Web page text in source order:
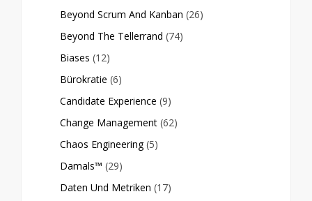
Beyond Scrum And Kanban (26)
Beyond The Tellerrand (74)
Biases (12)
Bürokratie (6)
Candidate Experience (9)
Change Management (62)
Chaos Engineering (5)
Damals™ (29)
Daten Und Metriken (17)